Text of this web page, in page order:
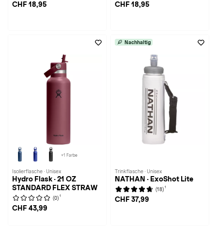
CHF 18,95 CHF 18,95
+1 Farbe
Isolierflasche · Unisex
Hydro Flask · 21 OZ
STANDARD FLEX STRAW
(0) 1
CHF 43,99
Nachhaltig
Trinkflasche · Unisex
NATHAN · ExoShot Lite
(18) 1
CHF 37,99